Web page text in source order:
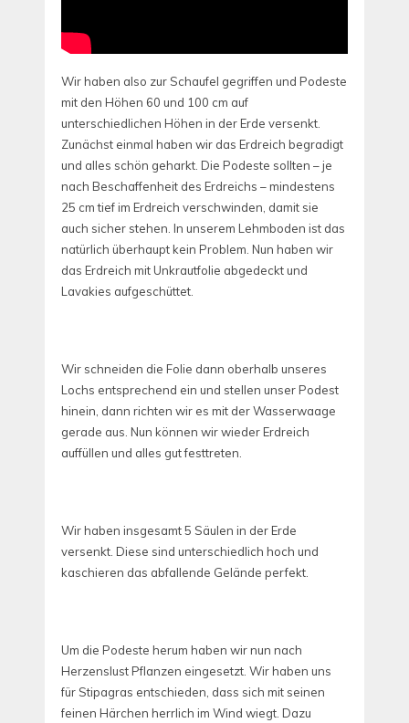
Wir haben also zur Schaufel gegriffen und Podeste
mit den Höhen 60 und 100 cm auf
unterschiedlichen Höhen in der Erde versenkt.
Zunächst einmal haben wir das Erdreich begradigt
und alles schön geharkt. Die Podeste sollten – je
nach Beschaffenheit des Erdreichs – mindestens
25 cm tief im Erdreich verschwinden, damit sie
auch sicher stehen. In unserem Lehmboden ist das
natürlich überhaupt kein Problem. Nun haben wir
das Erdreich mit Unkrautfolie abgedeckt und
Lavakies aufgeschüttet.
Wir schneiden die Folie dann oberhalb unseres
Lochs entsprechend ein und stellen unser Podest
hinein, dann richten wir es mit der Wasserwaage
gerade aus. Nun können wir wieder Erdreich
auffüllen und alles gut festtreten.
Wir haben insgesamt 5 Säulen in der Erde
versenkt. Diese sind unterschiedlich hoch und
kaschieren das abfallende Gelände perfekt.
Um die Podeste herum haben wir nun nach
Herzenslust Pflanzen eingesetzt. Wir haben uns
für Stipagras entschieden, dass sich mit seinen
feinen Härchen herrlich im Wind wiegt. Dazu